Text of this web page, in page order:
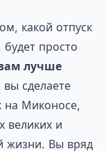
какой отпуск
просто
лучше
сделаете
на Миконосе,
великих и
жизни. Вы вряд